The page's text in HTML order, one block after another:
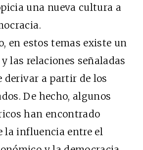
una nueva cultura a
en estos temas existe un
las relaciones señaladas
derivar a partir de los
De hecho, algunos
han encontrado
la influencia entre el